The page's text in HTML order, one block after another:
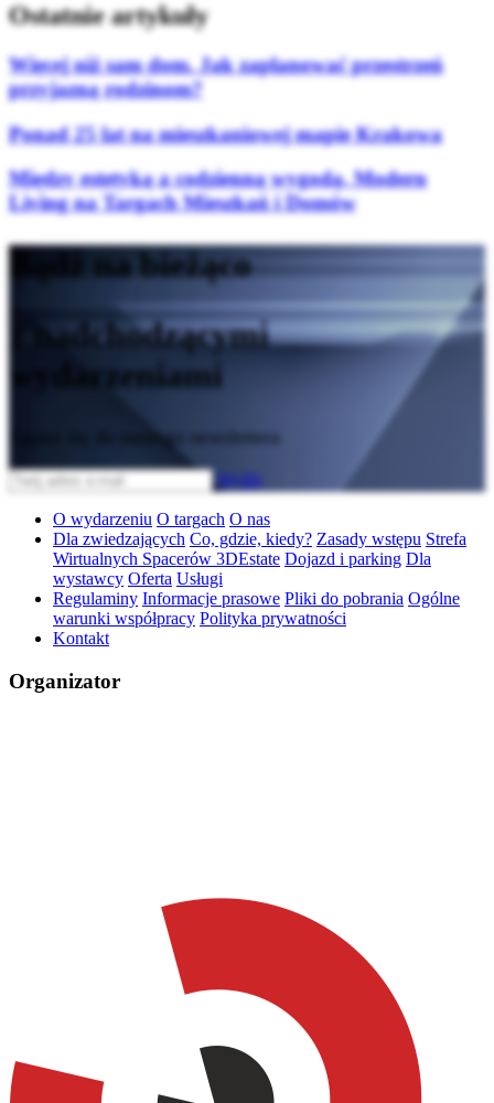
Ostatnie artykuły
Więcej niż sam dom. Jak zaplanować przestrzeń
przyjazną rodzinom?
Ponad 25 lat na mieszkaniowej mapie Krakowa
Między estetyką a codzienną wygodą. Modern
Living na Targach Mieszkań i Domów
Bądź na bieżąco
z nadchodzącymi
wydarzeniami
Zapisz się do naszego newslettera
Wyślij
O wydarzeniu O targach O nas
Dla zwiedzających Co, gdzie, kiedy? Zasady wstępu Strefa
Wirtualnych Spacerów 3DEstate Dojazd i parking Dla
wystawcy Oferta Usługi
Regulaminy Informacje prasowe Pliki do pobrania Ogólne
warunki współpracy Polityka prywatności
Kontakt
Organizator